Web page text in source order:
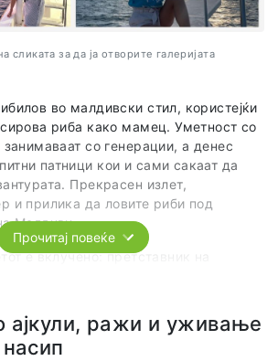
сликата за да ја отворите галеријата
во малдивски стил, користејќи
риба како мамец. Уметност со
занимаваат со генерации, а денес
патници кои и сами сакаат да
Прекрасен излет,
и прилика да ловите риби под
Малдиви.
е вклучено: претставник на
со ориз и салата.
Прочитај повеќе
ајкули, ражи и уживање